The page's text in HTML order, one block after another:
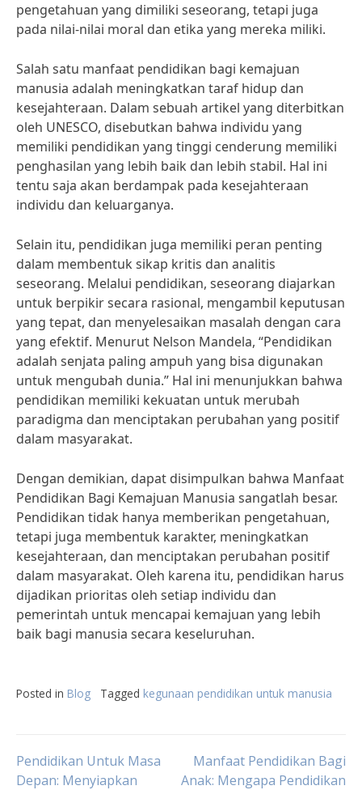
pengetahuan yang dimiliki seseorang, tetapi juga
pada nilai-nilai moral dan etika yang mereka miliki.
Salah satu manfaat pendidikan bagi kemajuan
manusia adalah meningkatkan taraf hidup dan
kesejahteraan. Dalam sebuah artikel yang diterbitkan
oleh UNESCO, disebutkan bahwa individu yang
memiliki pendidikan yang tinggi cenderung memiliki
penghasilan yang lebih baik dan lebih stabil. Hal ini
tentu saja akan berdampak pada kesejahteraan
individu dan keluarganya.
Selain itu, pendidikan juga memiliki peran penting
dalam membentuk sikap kritis dan analitis
seseorang. Melalui pendidikan, seseorang diajarkan
untuk berpikir secara rasional, mengambil keputusan
yang tepat, dan menyelesaikan masalah dengan cara
yang efektif. Menurut Nelson Mandela, “Pendidikan
adalah senjata paling ampuh yang bisa digunakan
untuk mengubah dunia.” Hal ini menunjukkan bahwa
pendidikan memiliki kekuatan untuk merubah
paradigma dan menciptakan perubahan yang positif
dalam masyarakat.
Dengan demikian, dapat disimpulkan bahwa Manfaat
Pendidikan Bagi Kemajuan Manusia sangatlah besar.
Pendidikan tidak hanya memberikan pengetahuan,
tetapi juga membentuk karakter, meningkatkan
kesejahteraan, dan menciptakan perubahan positif
dalam masyarakat. Oleh karena itu, pendidikan harus
dijadikan prioritas oleh setiap individu dan
pemerintah untuk mencapai kemajuan yang lebih
baik bagi manusia secara keseluruhan.
Posted in Blog Tagged kegunaan pendidikan untuk manusia
Post
Pendidikan Untuk Masa
Depan: Menyiapkan
Manfaat Pendidikan Bagi
Anak: Mengapa Pendidikan